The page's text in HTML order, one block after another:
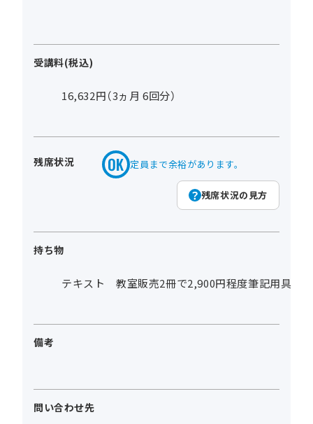
受講料(税込)
16,632円（3ヵ月 6回分）
残席状況 定員まで余裕があります。
残席状況の見方
持ち物
テキスト 教室販売2冊で2,900円程度筆記用具
備考
問い合わせ先